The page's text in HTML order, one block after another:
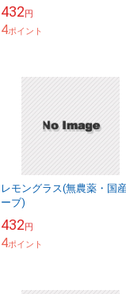
432円
4ポイント
レモングラス(無農薬・国
ーブ)
432円
4ポイント